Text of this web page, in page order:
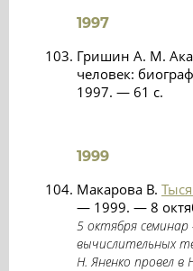
1997
Гришин А. М.
человек:
1997. — 61 c.
1999
Макарова В.
— 1999. — 8
5 октября
вычислительных
Н. Яненко провел в